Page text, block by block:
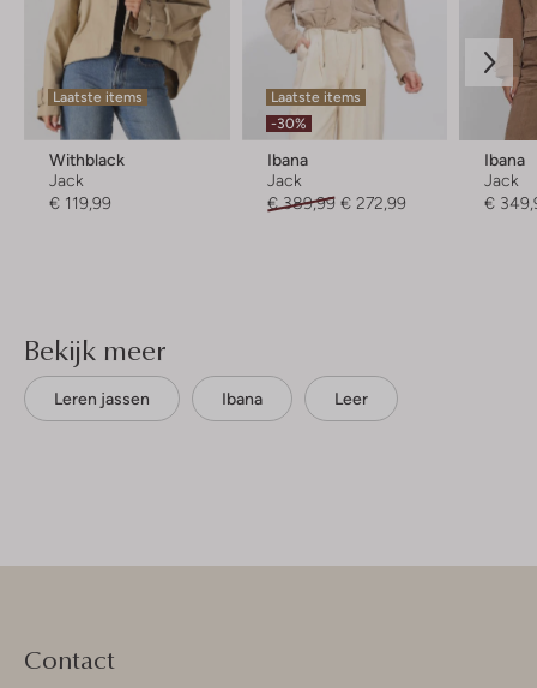
Laatste items
Withblack
Jack
€ 119,99
Laatste items
-30%
Ibana
Jack
€ 389,99 € 272,99
Ibana
Jack
€
Bekijk meer
Leren jassen Ibana Leer
Contact